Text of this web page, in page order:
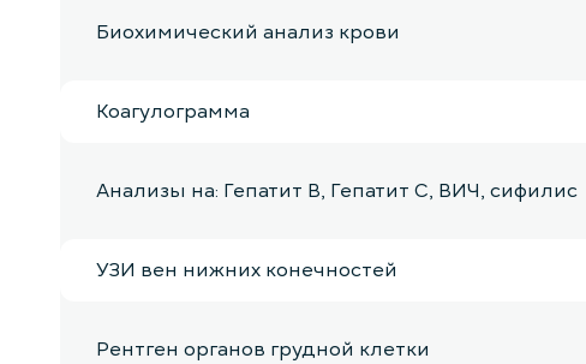
Биохимический анализ крови
Коагулограмма
Анализы на: Гепатит B, Гепатит С, ВИЧ, сифилис
УЗИ вен нижних конечностей
Рентген органов грудной клетки